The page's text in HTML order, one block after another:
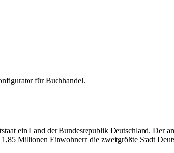
fürBuchhandel.
ein Land der Bundesrepublik Deutschland. Der
Millionen Einwohnern die zweitgrößte Stadt